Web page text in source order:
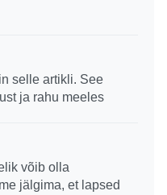
selle artikli. See
ja rahu meeles
võib olla
jälgima, et lapsed